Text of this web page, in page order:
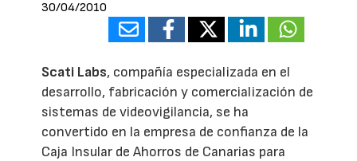
30/04/2010
Scati Labs, compañía especializada en el
desarrollo, fabricación y comercialización de
sistemas de videovigilancia, se ha
convertido en la empresa de confianza de la
Caja Insular de Ahorros de Canarias para